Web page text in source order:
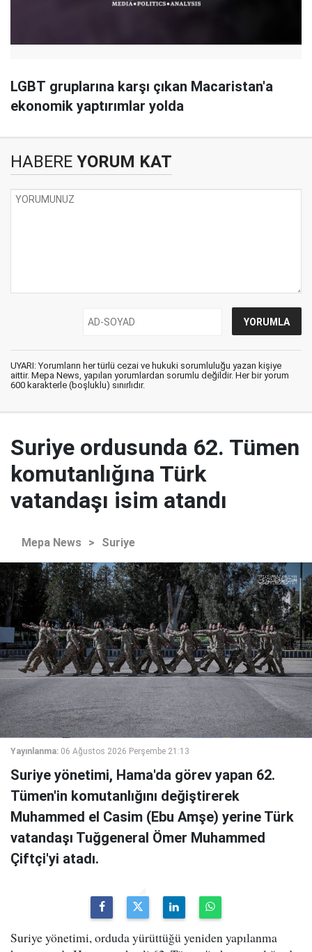
LGBT gruplarına karşı çıkan Macaristan'a
ekonomik yaptırımlar yolda
HABERE YORUM KAT
UYARI: Yorumların her türlü cezai ve hukuki sorumluluğu yazan kişiye
aittir. Mepa News, yapılan yorumlardan sorumlu değildir. Her bir yorum
600 karakterle (boşluklu) sınırlıdır.
Suriye ordusunda 62. Tümen
komutanlığına Türk
vatandaşı isim atandı
Mepa News > Suriye
Yayınlanma: 06 Ağustos 2026 Perşembe 21:13
Suriye yönetimi, Hama'da görev yapan 62.
Tümen'in komutanlığını değiştirerek
Muhammed el Casim (Ebu Amşe) yerine Türk
vatandaşı Tuğgeneral Ömer Muhammed
Çiftçi'yi atadı.
Suriye yönetimi, orduda yürüttüğü yeniden yapılanma